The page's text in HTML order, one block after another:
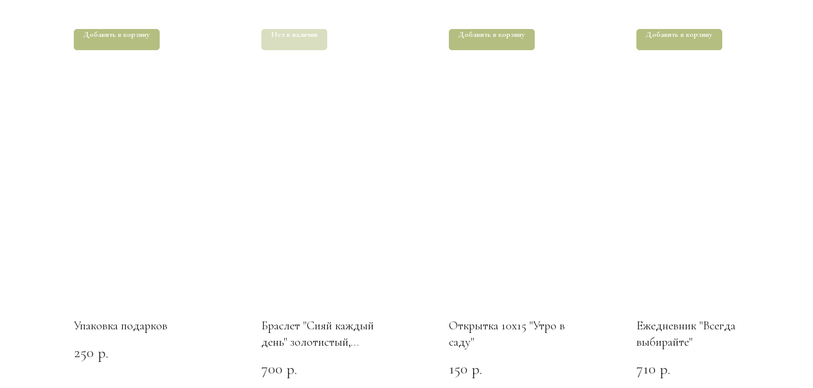
Добавить в корзину Нет в наличии Добавить в корзину Добавить в корзину
Упаковка подарков
250 р.
Браслет "Сияй каждый
день" золотистый,
700 р.
Открытка 10х15 "Утро в
саду"
150 р.
Ежедневник "Всегда
выбирайте"
710 р.